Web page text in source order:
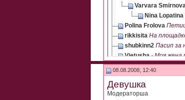
Varvara
Nina Lopatina
Polina Frolova
rikkisita На
shubkinn2 Пасип за
Vietusha - Моя жена
Mari Est Женская
epddsns Первый
08.08.2008, 12:40
Девушка
Модераторша